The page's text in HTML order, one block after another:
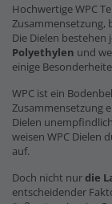
Hochwertige WPC
Zusammensetzung,
Die Dielen bestehen
Polyethylen und
einige
WPC ist ein
Zusammensetzung
Dielen
weisen WPC Dielen
auf.
Doch nicht nurdie
entscheidender